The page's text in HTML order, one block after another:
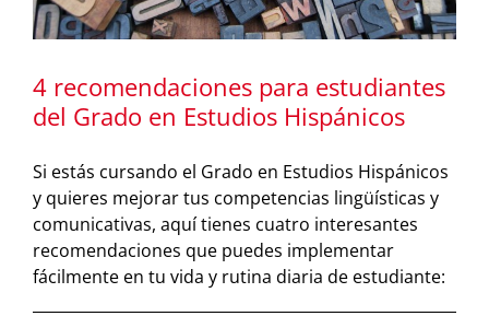
4 recomendaciones para estudiantes
del Grado en Estudios Hispánicos
Si estás cursando el Grado en Estudios Hispánicos
y quieres mejorar tus competencias lingüísticas y
comunicativas, aquí tienes cuatro interesantes
recomendaciones que puedes implementar
fácilmente en tu vida y rutina diaria de estudiante: